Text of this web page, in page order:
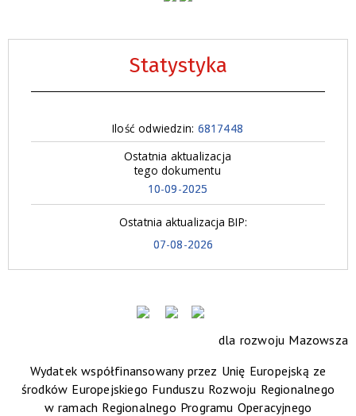
Statystyka
Ilość odwiedzin: 6817448
Ostatnia aktualizacja
tego dokumentu
10-09-2025
Ostatnia aktualizacja BIP:
07-08-2026
dla rozwoju Mazowsza
Wydatek współfinansowany przez Unię Europejską ze
środków Europejskiego Funduszu Rozwoju Regionalnego
w ramach Regionalnego Programu Operacyjnego